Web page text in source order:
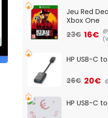
Jeu Red
Xbox One
23€ 16€
HP USB-C
26€ 20€
HP USB-C